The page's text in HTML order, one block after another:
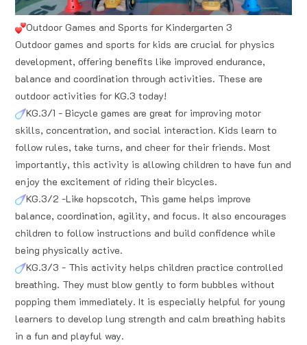
Outdoor Games and Sports for Kindergarten 3
Outdoor games and sports for kids are crucial for physics
development, offering benefits like improved endurance,
balance and coordination through activities. These are
outdoor activities for KG.3 today!
KG.3/1 - Bicycle games are great for improving motor
skills, concentration, and social interaction. Kids learn to
follow rules, take turns, and cheer for their friends. Most
importantly, this activity is allowing children to have fun and
enjoy the excitement of riding their bicycles.
KG.3/2 -Like hopscotch, This game helps improve
balance, coordination, agility, and focus. It also encourages
children to follow instructions and build confidence while
being physically active.
KG.3/3 - This activity helps children practice controlled
breathing. They must blow gently to form bubbles without
popping them immediately. It is especially helpful for young
learners to develop lung strength and calm breathing habits
in a fun and playful way.